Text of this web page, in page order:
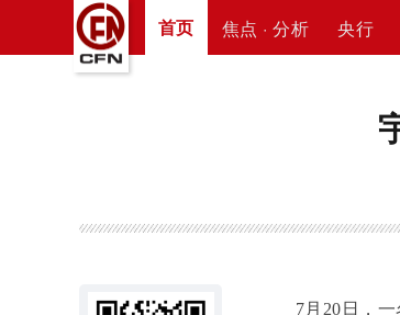
首页 焦点 · 分析 央行
7月20日，一